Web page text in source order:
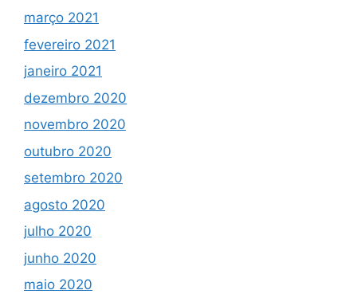
março 2021
fevereiro 2021
janeiro 2021
dezembro 2020
novembro 2020
outubro 2020
setembro 2020
agosto 2020
julho 2020
junho 2020
maio 2020